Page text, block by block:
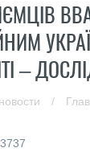
–
/
3737